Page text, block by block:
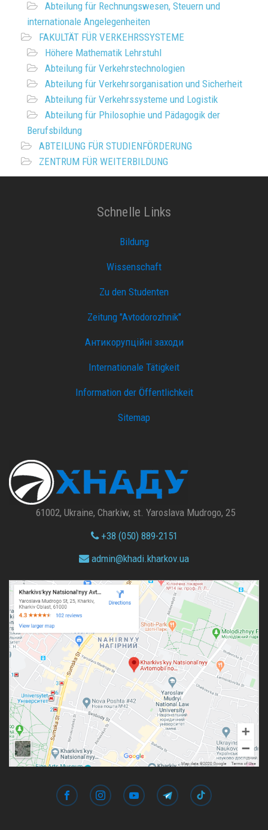
Abteilung für Rechnungswesen, Steuern und
internationale Angelegenheiten
FAKULTÄT FÜR VERKEHRSSYSTEME
Höhere Mathematik Lehrstuhl
Abteilung für Verkehrstechnologien
Abteilung für Verkehrsorganisation und Sicherheit
Abteilung für Verkehrssysteme und Logistik
Abteilung für Philosophie und Pädagogik der
Berufsbildung
ABTEILUNG FÜR STUDIENFÖRDERUNG
ZENTRUM FÜR WEITERBILDUNG
Schnelle Links
Bildung
Wissenschaft
Zu den Studenten
Zeitung "Avtodorozhnik"
Антикорупційні заходи
Internationale Tätigkeit
Information der Öffentlichkeit
Sitemap
61002, Ukraine, Charkiw, st. Yaroslava Mudrogo, 25
+38 (050) 889-2151
admin@khadi.kharkov.ua